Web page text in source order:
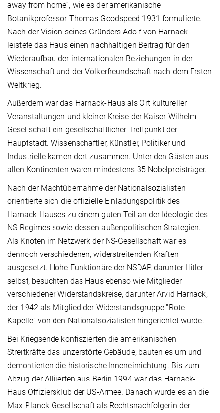
away from home“, wie es der amerikanische
Botanikprofessor Thomas Goodspeed 1931 formulierte.
Nach der Vision seines Gründers Adolf von Harnack
leistete das Haus einen nachhaltigen Beitrag für den
Wiederaufbau der internationalen Beziehungen in der
Wissenschaft und der Völkerfreundschaft nach dem Ersten
Weltkrieg.
Außerdem war das Harnack-Haus als Ort kultureller
Veranstaltungen und kleiner Kreise der Kaiser-Wilhelm-
Gesellschaft ein gesellschaftlicher Treffpunkt der
Hauptstadt. Wissenschaftler, Künstler, Politiker und
Industrielle kamen dort zusammen. Unter den Gästen aus
allen Kontinenten waren mindestens 35 Nobelpreisträger.
Nach der Machtübernahme der Nationalsozialisten
orientierte sich die offizielle Einladungspolitik des
Harnack-Hauses zu einem guten Teil an der Ideologie des
NS-Regimes sowie dessen außenpolitischen Strategien.
Als Knoten im Netzwerk der NS-Gesellschaft war es
dennoch verschiedenen, widerstreitenden Kräften
ausgesetzt. Hohe Funktionäre der NSDAP, darunter Hitler
selbst, besuchten das Haus ebenso wie Mitglieder
verschiedener Widerstandskreise, darunter Arvid Harnack,
der 1942 als Mitglied der Widerstandsgruppe "Rote
Kapelle" von den Nationalsozialisten hingerichtet wurde.
Bei Kriegsende konfiszierten die amerikanischen
Streitkräfte das unzerstörte Gebäude, bauten es um und
demontierten die historische Inneneinrichtung. Bis zum
Abzug der Alliierten aus Berlin 1994 war das Harnack-
Haus Offiziersklub der US-Armee. Danach wurde es an die
Max-Planck-Gesellschaft als Rechtsnachfolgerin der